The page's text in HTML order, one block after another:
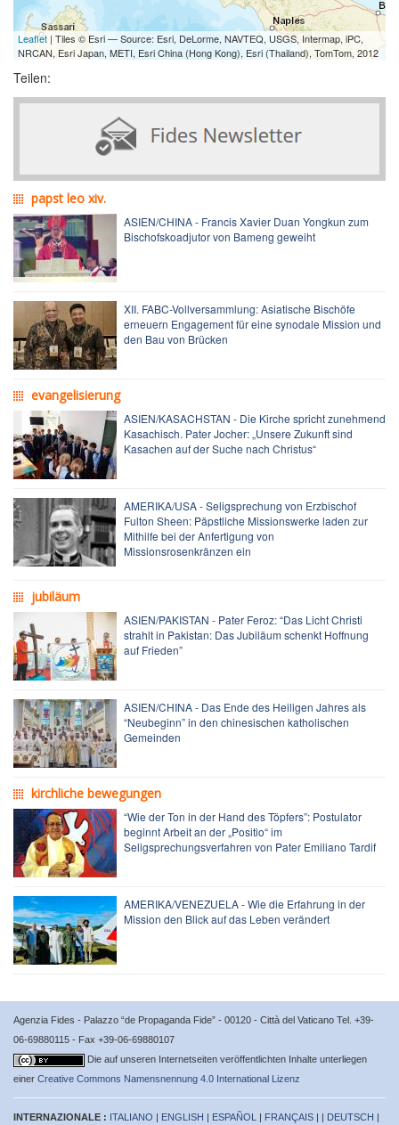
Leaflet | Tiles © Esri — Source: Esri, DeLorme, NAVTEQ, USGS, Intermap, iPC,
NRCAN, Esri Japan, METI, Esri China (Hong Kong), Esri (Thailand), TomTom, 2012
Teilen:
papst leo xiv.
ASIEN/CHINA - Francis Xavier Duan Yongkun zum
Bischofskoadjutor von Bameng geweiht
XII. FABC-Vollversammlung: Asiatische Bischöfe
erneuern Engagement für eine synodale Mission und
den Bau von Brücken
evangelisierung
ASIEN/KASACHSTAN - Die Kirche spricht zunehmend
Kasachisch. Pater Jocher: „Unsere Zukunft sind
Kasachen auf der Suche nach Christus“
AMERIKA/USA - Seligsprechung von Erzbischof
Fulton Sheen: Päpstliche Missionswerke laden zur
Mithilfe bei der Anfertigung von
Missionsrosenkränzen ein
jubiläum
ASIEN/PAKISTAN - Pater Feroz: “Das Licht Christi
strahlt in Pakistan: Das Jubiläum schenkt Hoffnung
auf Frieden”
ASIEN/CHINA - Das Ende des Heiligen Jahres als
“Neubeginn” in den chinesischen katholischen
Gemeinden
kirchliche bewegungen
“Wie der Ton in der Hand des Töpfers”: Postulator
beginnt Arbeit an der „Positio“ im
Seligsprechungsverfahren von Pater Emiliano Tardif
AMERIKA/VENEZUELA - Wie die Erfahrung in der
Mission den Blick auf das Leben verändert
Agenzia Fides - Palazzo “de Propaganda Fide” - 00120 - Città del Vaticano Tel. +39-
06-69880115 - Fax +39-06-69880107
Die auf unseren Internetseiten veröffentlichten Inhalte unterliegen
einer Creative Commons Namensnennung 4.0 International Lizenz
INTERNAZIONALE : ITALIANO | ENGLISH | ESPAÑOL | FRANÇAIS | | DEUTSCH |